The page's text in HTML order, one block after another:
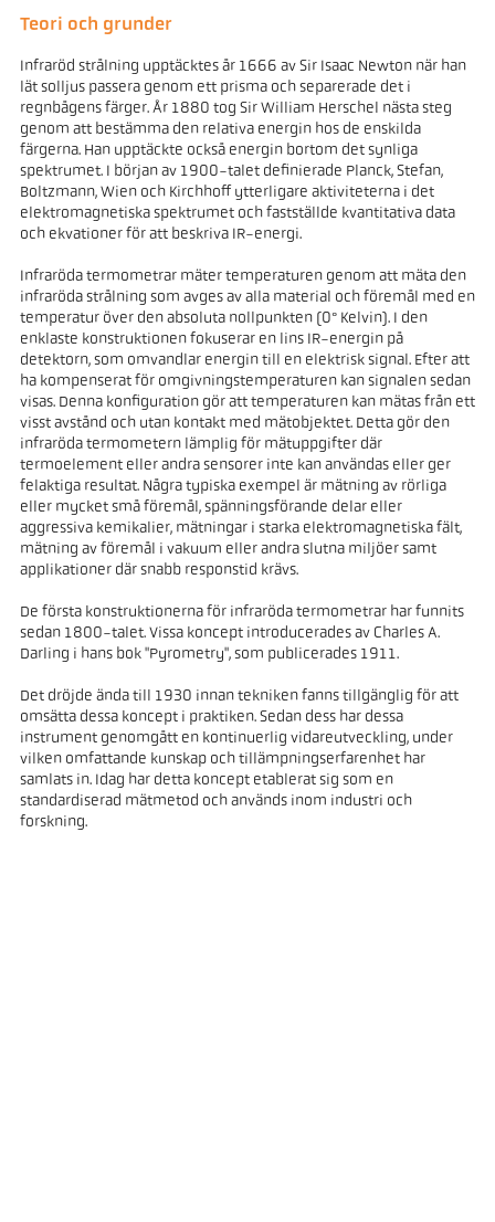
Teori och grunder
Infraröd strålning upptäcktes år 1666 av Sir Isaac Newton när han
lät solljus passera genom ett prisma och separerade det i
regnbågens färger. År 1880 tog Sir William Herschel nästa steg
genom att bestämma den relativa energin hos de enskilda
färgerna. Han upptäckte också energin bortom det synliga
spektrumet. I början av 1900-talet definierade Planck, Stefan,
Boltzmann, Wien och Kirchhoff ytterligare aktiviteterna i det
elektromagnetiska spektrumet och fastställde kvantitativa data
och ekvationer för att beskriva IR-energi.
Infraröda termometrar mäter temperaturen genom att mäta den
infraröda strålning som avges av alla material och föremål med en
temperatur över den absoluta nollpunkten (0° Kelvin). I den
enklaste konstruktionen fokuserar en lins IR-energin på
detektorn, som omvandlar energin till en elektrisk signal. Efter att
ha kompenserat för omgivningstemperaturen kan signalen sedan
visas. Denna konfiguration gör att temperaturen kan mätas från ett
visst avstånd och utan kontakt med mätobjektet. Detta gör den
infraröda termometern lämplig för mätuppgifter där
termoelement eller andra sensorer inte kan användas eller ger
felaktiga resultat. Några typiska exempel är mätning av rörliga
eller mycket små föremål, spänningsförande delar eller
aggressiva kemikalier, mätningar i starka elektromagnetiska fält,
mätning av föremål i vakuum eller andra slutna miljöer samt
applikationer där snabb responstid krävs.
De första konstruktionerna för infraröda termometrar har funnits
sedan 1800-talet. Vissa koncept introducerades av Charles A.
Darling i hans bok "Pyrometry", som publicerades 1911.
Det dröjde ända till 1930 innan tekniken fanns tillgänglig för att
omsätta dessa koncept i praktiken. Sedan dess har dessa
instrument genomgått en kontinuerlig vidareutveckling, under
vilken omfattande kunskap och tillämpningserfarenhet har
samlats in. Idag har detta koncept etablerat sig som en
standardiserad mätmetod och används inom industri och
forskning.